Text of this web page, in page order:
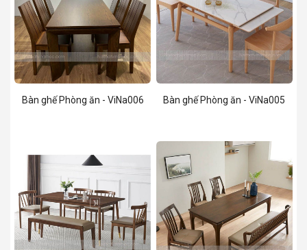
Bàn ghế Phòng ăn - ViNa006 Bàn ghế Phòng ăn - ViNa005